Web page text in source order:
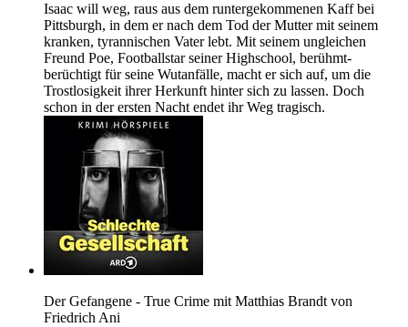
Isaac will weg, raus aus dem runtergekommenen Kaff bei
Pittsburgh, in dem er nach dem Tod der Mutter mit seinem
kranken, tyrannischen Vater lebt. Mit seinem ungleichen
Freund Poe, Footballstar seiner Highschool, berühmt-
berüchtigt für seine Wutanfälle, macht er sich auf, um die
Trostlosigkeit ihrer Herkunft hinter sich zu lassen. Doch
schon in der ersten Nacht endet ihr Weg tragisch.
Der Gefangene - True Crime mit Matthias Brandt von
Friedrich Ani